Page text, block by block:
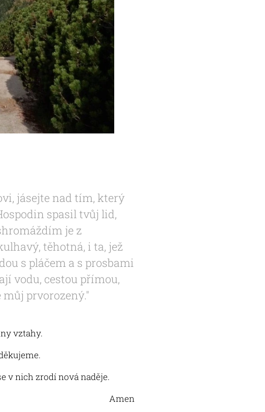
jásejte nad tím, který
spasil tvůj lid,
je z
těhotná, i ta, jež
s pláčem a s prosbami
vodu, cestou přímou,
prvorozený."
vztahy.
v nich zrodí nová naděje.
Amen